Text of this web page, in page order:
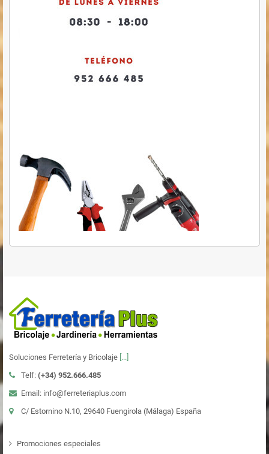
Soluciones Ferretería y Bricolaje [...]
Telf: (+34) 952.666.485
Email: info@ferreteriaplus.com
C/ Estornino N.10, 29640 Fuengirola (Málaga) España
Promociones especiales